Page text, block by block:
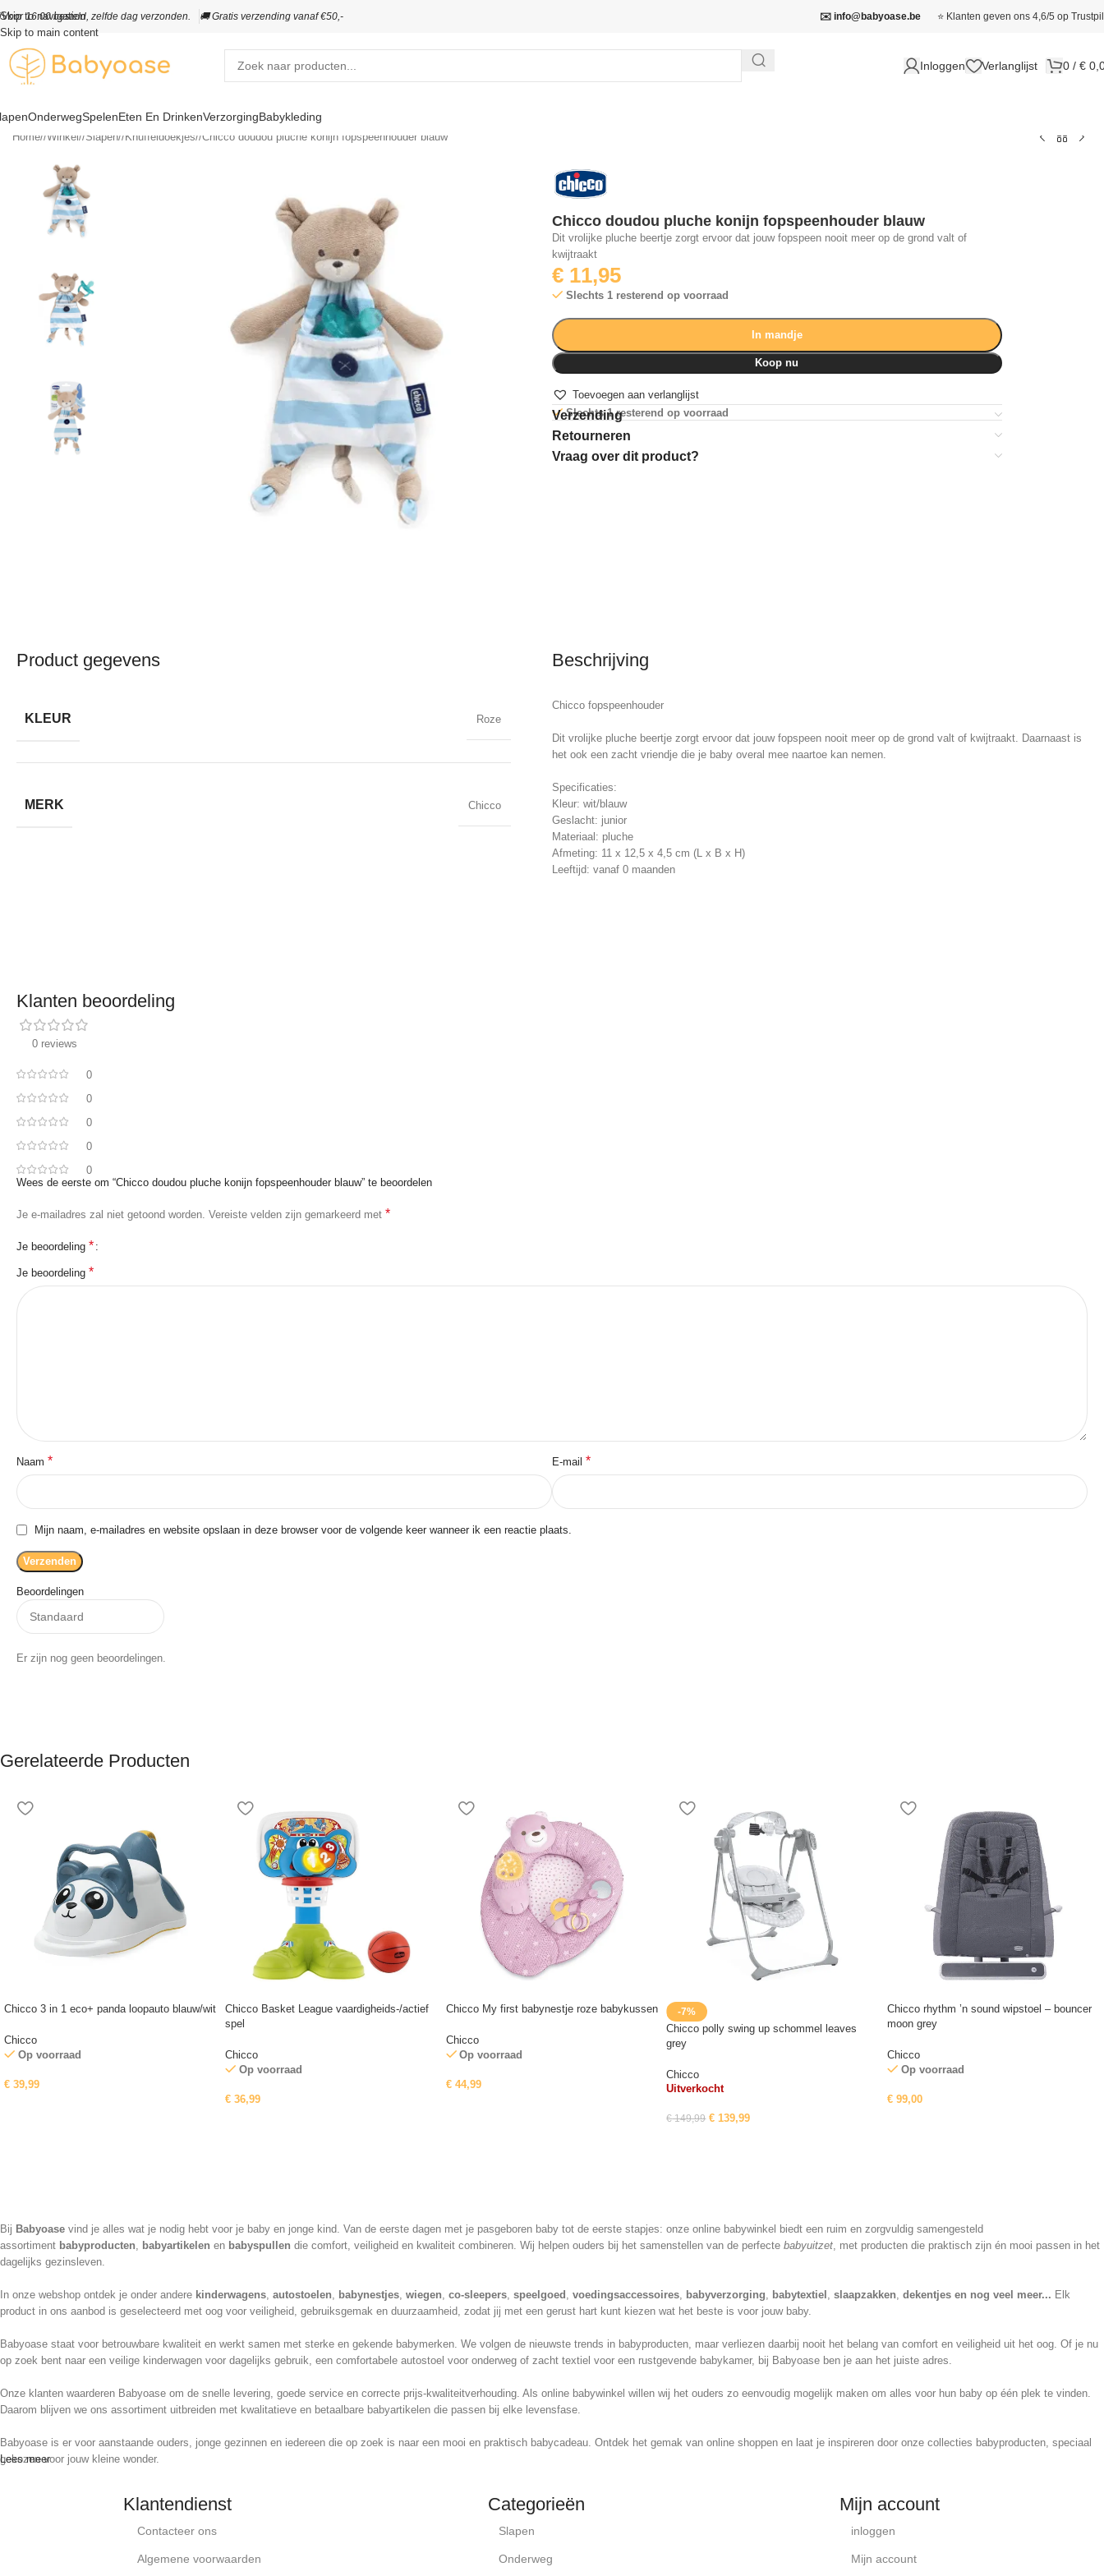
Skip to navigation
Skip to main content
Voor 16:00 besteld, zelfde dag verzonden. 🚚 Gratis verzending vanaf €50,- ✉️ info@babyoase.be ⭐ Klanten geven ons 4,6/5 op
Inloggen Verlanglijst 0 / €
OnderwegSpelenEten En DrinkenVerzorgingBabykleding
Home/ Winkel/ Slapen/ Knuffeldoekjes/ Chicco doudou pluche konijn fopspeenhouder blauw
Chicco doudou pluche konijn fopspeenhouder blauw
Dit vrolijke pluche beertje zorgt ervoor dat jouw fopspeen nooit meer op de grond valt of
kwijtraakt
€ 11,95
Slechts 1 resterend op voorraad
In mandje
Koop nu
Toevoegen aan verlanglijst
Slechts 1 resterend op voorraad
Verzending
Retourneren
Vraag over dit product?
Product gegevens
KLEUR Roze
MERK Chicco
Beschrijving
Chicco fopspeenhouder
Dit vrolijke pluche beertje zorgt ervoor dat jouw fopspeen nooit meer op de grond valt of kwijtraakt. Daarnaast is
het ook een zacht vriendje die je baby overal mee naartoe kan nemen.
Specificaties:
Kleur: wit/blauw
Geslacht: junior
Materiaal: pluche
Afmeting: 11 x 12,5 x 4,5 cm (L x B x H)
Leeftijd: vanaf 0 maanden
Klanten beoordeling
0 reviews
0
0
0
0
0
Beoordelingen
Er zijn nog geen beoordelingen.
Wees de eerste om “Chicco doudou pluche konijn fopspeenhouder blauw” te beoordelen
Je e-mailadres zal niet getoond worden. Vereiste velden zijn gemarkeerd met *
Je beoordeling *
Je beoordeling *
Naam * E-mail *
Mijn naam, e-mailadres en website opslaan in deze browser voor de volgende keer wanneer ik een reactie plaats.
Gerelateerde Producten
Chicco 3 in 1 eco+ panda loopauto blauw/wit
Chicco
Op voorraad
€ 39,99
Chicco Basket League vaardigheids-/actief
spel
Chicco
Op voorraad
€36,99
Chicco My first babynestje roze babykussen
Chicco
Op voorraad
€44,99
-7%
Chicco polly swing up schommel leaves
grey
Chicco
Uitverkocht
€149,99 € 139,99
Chicco rhythm ’n sound wipstoel – bouncer
moon grey
Chicco
Op voorraad
€ 99,00
Bij Babyoase vind je alles wat je nodig hebt voor je baby en jonge kind. Van de eerste dagen met je pasgeboren baby tot de eerste stapjes: onze online babywinkel biedt een ruim en zorgvuldig samengesteld
assortiment babyproducten, babyartikelen en babyspullen die comfort, veiligheid en kwaliteit combineren. Wij helpen ouders bij het samenstellen van de perfecte babyuitzet, met producten die praktisch zijn én mooi passen in het
dagelijks gezinsleven.
In onze webshop ontdek je onder andere kinderwagens, autostoelen, babynestjes, wiegen, co-sleepers, speelgoed , voedingsaccessoires, babyverzorging, babytextiel , slaapzakken, dekentjes en nog veel meer... Elk
product in ons aanbod is geselecteerd met oog voor veiligheid, gebruiksgemak en duurzaamheid, zodat jij met een gerust hart kunt kiezen wat het beste is voor jouw baby.
Babyoase staat voor betrouwbare kwaliteit en werkt samen met sterke en gekende babymerken. We volgen de nieuwste trends in babyproducten, maar verliezen daarbij nooit het belang van comfort en veiligheid uit het oog. Of je nu
op zoek bent naar een veilige kinderwagen voor dagelijks gebruik, een comfortabele autostoel voor onderweg of zacht textiel voor een rustgevende babykamer, bij Babyoase ben je aan het juiste adres.
Onze klanten waarderen Babyoase om de snelle levering, goede service en correcte prijs-kwaliteitverhouding. Als online babywinkel willen wij het ouders zo eenvoudig mogelijk maken om alles voor hun baby op één plek te vinden.
Daarom blijven we ons assortiment uitbreiden met kwalitatieve en betaalbare babyartikelen die passen bij elke levensfase.
Babyoase is er voor aanstaande ouders, jonge gezinnen en iedereen die op zoek is naar een mooi en praktisch babycadeau. Ontdek het gemak van online shoppen en laat je inspireren door onze collecties babyproducten, speciaal
gekozen voor jouw kleine wonder.
Lees meer
Klantendienst
Contacteer ons
Algemene voorwaarden
Categorieën
Slapen
Onderweg
Mijn account
inloggen
Mijn account